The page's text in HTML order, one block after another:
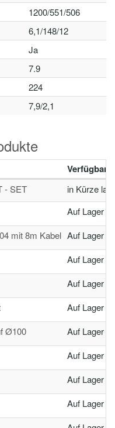
1200/551/506
6,1/148/12
Ja
7.9
224
7,9/2,1
- SET
in Kürze
Auf Lager
mit 8m Kabel Auf Lager
Auf Lager
Auf Lager
Auf Lager
Ø100
Auf Lager
Auf Lager
Auf Lager
Auf Lager